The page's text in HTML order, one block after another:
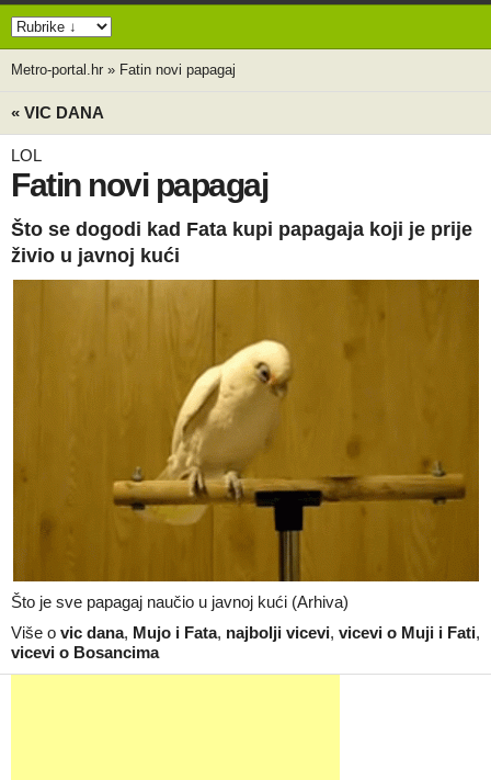
Metro-portal.hr » Fatin novi papagaj
« VIC DANA
LOL
Fatin novi papagaj
Što se dogodi kad Fata kupi papagaja koji je prije
živio u javnoj kući
Što je sve papagaj naučio u javnoj kući (Arhiva)
Više o vic dana, Mujo i Fata, najbolji vicevi, vicevi o Muji i Fati,
vicevi o Bosancima